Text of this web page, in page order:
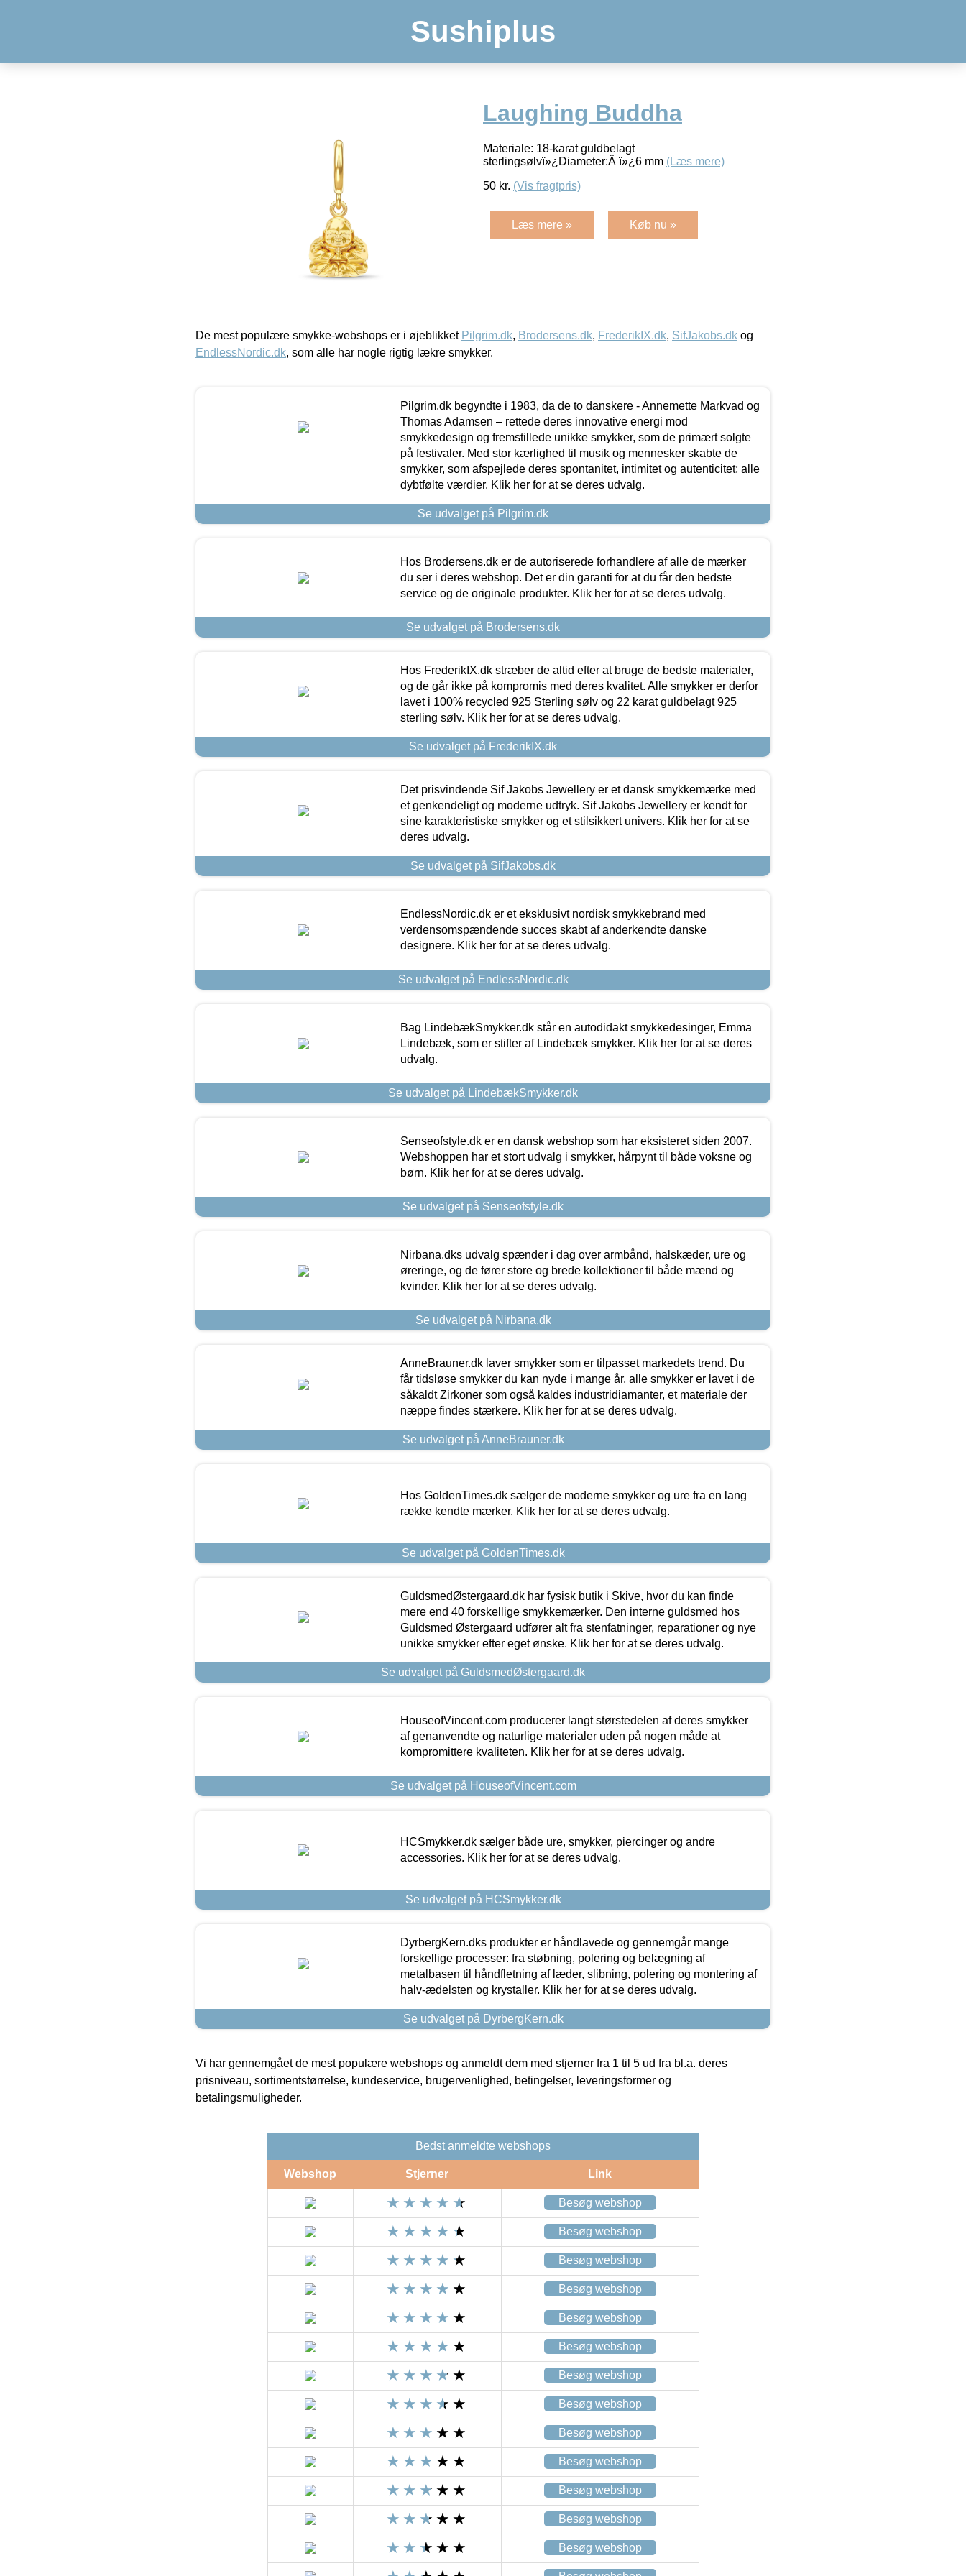
Sushiplus
Laughing Buddha
Materiale: 18-karat guldbelagt
sterlingsølvï»¿Diameter:Â ï»¿6 mm (Læs mere)
50 kr. (Vis fragtpris)
Læs mere » Køb nu »
De mest populære smykke-webshops er i øjeblikket Pilgrim.dk, Brodersens.dk, FrederikIX.dk, SifJakobs.dk og
EndlessNordic.dk, som alle har nogle rigtig lækre smykker.
Pilgrim.dk begyndte i 1983, da de to danskere - Annemette Markvad og
Thomas Adamsen – rettede deres innovative energi mod
smykkedesign og fremstillede unikke smykker, som de primært solgte
på festivaler. Med stor kærlighed til musik og mennesker skabte de
smykker, som afspejlede deres spontanitet, intimitet og autenticitet; alle
dybtfølte værdier. Klik her for at se deres udvalg.
Se udvalget på Pilgrim.dk
Hos Brodersens.dk er de autoriserede forhandlere af alle de mærker
du ser i deres webshop. Det er din garanti for at du får den bedste
service og de originale produkter. Klik her for at se deres udvalg.
Se udvalget på Brodersens.dk
Hos FrederikIX.dk stræber de altid efter at bruge de bedste materialer,
og de går ikke på kompromis med deres kvalitet. Alle smykker er derfor
lavet i 100% recycled 925 Sterling sølv og 22 karat guldbelagt 925
sterling sølv. Klik her for at se deres udvalg.
Se udvalget på FrederikIX.dk
Det prisvindende Sif Jakobs Jewellery er et dansk smykkemærke med
et genkendeligt og moderne udtryk. Sif Jakobs Jewellery er kendt for
sine karakteristiske smykker og et stilsikkert univers. Klik her for at se
deres udvalg.
Se udvalget på SifJakobs.dk
EndlessNordic.dk er et eksklusivt nordisk smykkebrand med
verdensomspændende succes skabt af anderkendte danske
designere. Klik her for at se deres udvalg.
Se udvalget på EndlessNordic.dk
Bag LindebækSmykker.dk står en autodidakt smykkedesinger, Emma
Lindebæk, som er stifter af Lindebæk smykker. Klik her for at se deres
udvalg.
Se udvalget på LindebækSmykker.dk
Senseofstyle.dk er en dansk webshop som har eksisteret siden 2007.
Webshoppen har et stort udvalg i smykker, hårpynt til både voksne og
børn. Klik her for at se deres udvalg.
Se udvalget på Senseofstyle.dk
Nirbana.dks udvalg spænder i dag over armbånd, halskæder, ure og
øreringe, og de fører store og brede kollektioner til både mænd og
kvinder. Klik her for at se deres udvalg.
Se udvalget på Nirbana.dk
AnneBrauner.dk laver smykker som er tilpasset markedets trend. Du
får tidsløse smykker du kan nyde i mange år, alle smykker er lavet i de
såkaldt Zirkoner som også kaldes industridiamanter, et materiale der
næppe findes stærkere. Klik her for at se deres udvalg.
Se udvalget på AnneBrauner.dk
Hos GoldenTimes.dk sælger de moderne smykker og ure fra en lang
række kendte mærker. Klik her for at se deres udvalg.
Se udvalget på GoldenTimes.dk
GuldsmedØstergaard.dk har fysisk butik i Skive, hvor du kan finde
mere end 40 forskellige smykkemærker. Den interne guldsmed hos
Guldsmed Østergaard udfører alt fra stenfatninger, reparationer og nye
unikke smykker efter eget ønske. Klik her for at se deres udvalg.
Se udvalget på GuldsmedØstergaard.dk
HouseofVincent.com producerer langt størstedelen af deres smykker
af genanvendte og naturlige materialer uden på nogen måde at
kompromittere kvaliteten. Klik her for at se deres udvalg.
Se udvalget på HouseofVincent.com
HCSmykker.dk sælger både ure, smykker, piercinger og andre
accessories. Klik her for at se deres udvalg.
Se udvalget på HCSmykker.dk
DyrbergKern.dks produkter er håndlavede og gennemgår mange
forskellige processer: fra støbning, polering og belægning af
metalbasen til håndfletning af læder, slibning, polering og montering af
halv-ædelsten og krystaller. Klik her for at se deres udvalg.
Se udvalget på DyrbergKern.dk
Vi har gennemgået de mest populære webshops og anmeldt dem med stjerner fra 1 til 5 ud fra bl.a. deres
prisniveau, sortimentstørrelse, kundeservice, brugervenlighed, betingelser, leveringsformer og
betalingsmuligheder.
Bedst anmeldte webshops
Webshop Stjerner Link
Besøg webshop
Besøg webshop
Besøg webshop
Besøg webshop
Besøg webshop
Besøg webshop
Besøg webshop
Besøg webshop
Besøg webshop
Besøg webshop
Besøg webshop
Besøg webshop
Besøg webshop